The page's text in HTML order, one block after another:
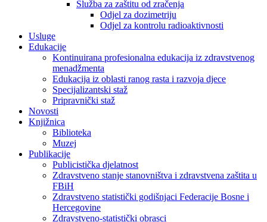
Služba za zaštitu od zračenja
Odjel za dozimetriju
Odjel za kontrolu radioaktivnosti
Usluge
Edukacije
Kontinuirana profesionalna edukacija iz zdravstvenog
menadžmenta
Edukacija iz oblasti ranog rasta i razvoja djece
Specijalizantski staž
Pripravnički staž
Novosti
Knjižnica
Biblioteka
Muzej
Publikacije
Publicistička djelatnost
Zdravstveno stanje stanovništva i zdravstvena zaštita u
FBiH
Zdravstveno statistički godišnjaci Federacije Bosne i
Hercegovine
Zdravstveno-statistički obrasci